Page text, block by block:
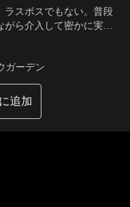
ラスボスでもない。普段
がら介入して密かに実力
ガーデン
追加